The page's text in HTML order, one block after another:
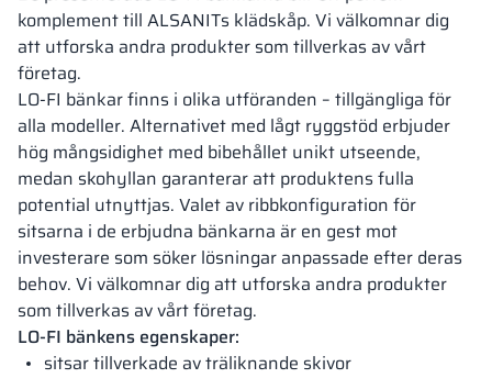
komplement till ALSANITs klädskåp. Vi välkomnar dig
att utforska andra produkter som tillverkas av vårt
företag.
LO-FI bänkar finns i olika utföranden – tillgängliga för
alla modeller. Alternativet med lågt ryggstöd erbjuder
hög mångsidighet med bibehållet unikt utseende,
medan skohyllan garanterar att produktens fulla
potential utnyttjas. Valet av ribbkonfiguration för
sitsarna i de erbjudna bänkarna är en gest mot
investerare som söker lösningar anpassade efter deras
behov. Vi välkomnar dig att utforska andra produkter
som tillverkas av vårt företag.
LO-FI bänkens egenskaper:
sitsar tillverkade av träliknande skivor